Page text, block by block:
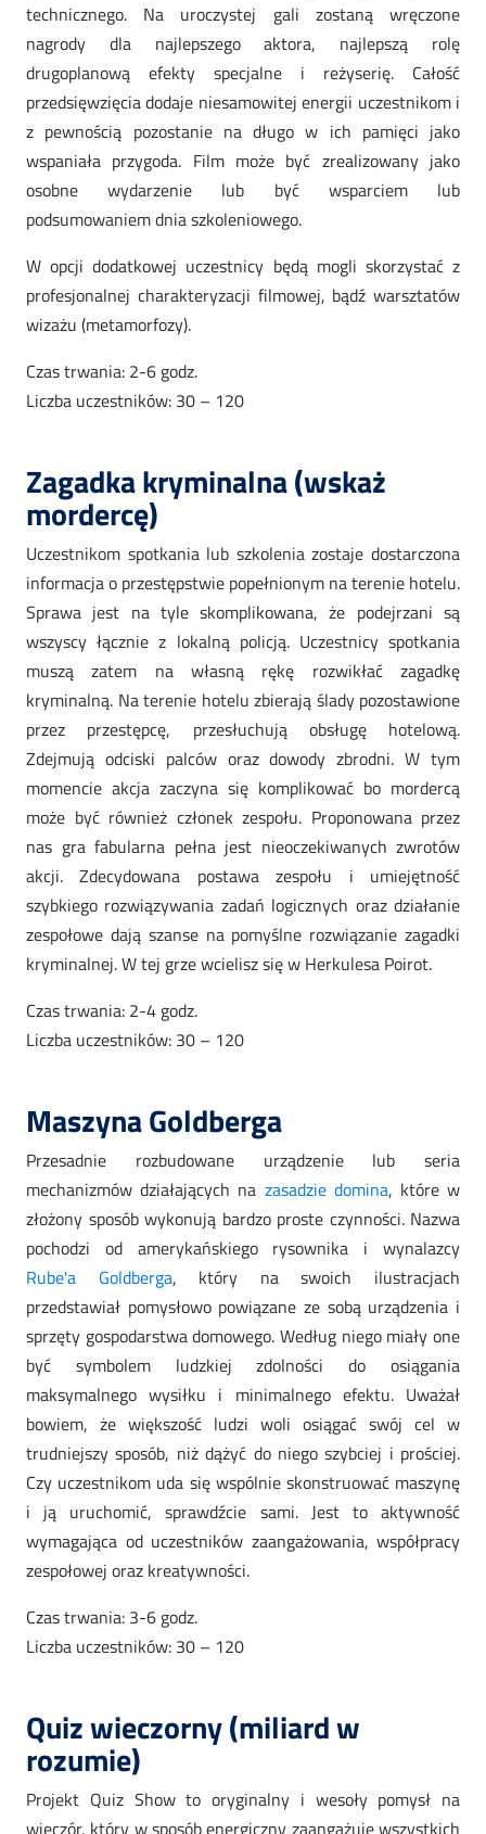
technicznego. Na uroczystej gali zostaną wręczone
nagrody dla najlepszego aktora, najlepszą rolę
drugoplanową efekty specjalne i reżyserię. Całość
przedsięwzięcia dodaje niesamowitej energii uczestnikom i
z pewnością pozostanie na długo w ich pamięci jako
wspaniała przygoda. Film może być zrealizowany jako
osobne wydarzenie lub być wsparciem lub
podsumowaniem dnia szkoleniowego.
W opcji dodatkowej uczestnicy będą mogli skorzystać z
profesjonalnej charakteryzacji filmowej, bądź warsztatów
wizażu (metamorfozy).
Czas trwania: 2-6 godz.
Liczba uczestników: 30 – 120
Zagadka kryminalna (wskaż
mordercę)
Uczestnikom spotkania lub szkolenia zostaje dostarczona
informacja o przestępstwie popełnionym na terenie hotelu.
Sprawa jest na tyle skomplikowana, że podejrzani są
wszyscy łącznie z lokalną policją. Uczestnicy spotkania
muszą zatem na własną rękę rozwikłać zagadkę
kryminalną. Na terenie hotelu zbierają ślady pozostawione
przez przestępcę, przesłuchują obsługę hotelową.
Zdejmują odciski palców oraz dowody zbrodni. W tym
momencie akcja zaczyna się komplikować bo mordercą
może być również członek zespołu. Proponowana przez
nas gra fabularna pełna jest nieoczekiwanych zwrotów
akcji. Zdecydowana postawa zespołu i umiejętność
szybkiego rozwiązywania zadań logicznych oraz działanie
zespołowe dają szanse na pomyślne rozwiązanie zagadki
kryminalnej. W tej grze wcielisz się w Herkulesa Poirot.
Czas trwania: 2-4 godz.
Liczba uczestników: 30 – 120
Maszyna Goldberga
Przesadnie rozbudowane urządzenie lub seria
mechanizmów działających na zasadzie domina, które w
złożony sposób wykonują bardzo proste czynności. Nazwa
pochodzi od amerykańskiego rysownika i wynalazcy
Rube'a Goldberga, który na swoich ilustracjach
przedstawiał pomysłowo powiązane ze sobą urządzenia i
sprzęty gospodarstwa domowego. Według niego miały one
być symbolem ludzkiej zdolności do osiągania
maksymalnego wysiłku i minimalnego efektu. Uważał
bowiem, że większość ludzi woli osiągać swój cel w
trudniejszy sposób, niż dążyć do niego szybciej i prościej.
Czy uczestnikom uda się wspólnie skonstruować maszynę
i ją uruchomić, sprawdźcie sami. Jest to aktywność
wymagająca od uczestników zaangażowania, współpracy
zespołowej oraz kreatywności.
Czas trwania: 3-6 godz.
Liczba uczestników: 30 – 120
Quiz wieczorny (miliard w
rozumie)
Projekt Quiz Show to oryginalny i wesoły pomysł na